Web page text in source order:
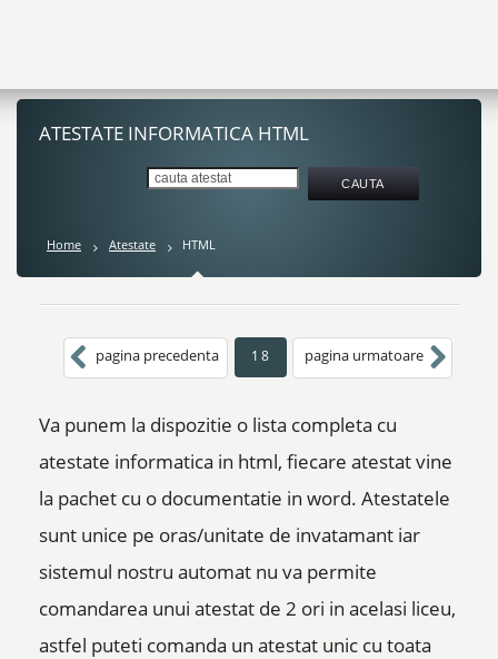
ATESTATE INFORMATICA HTML
Home Atestate HTML
pagina precedenta 18 pagina urmatoare
Va punem la dispozitie o lista completa cu
atestate informatica in html, fiecare atestat vine
la pachet cu o documentatie in word. Atestatele
sunt unice pe oras/unitate de invatamant iar
sistemul nostru automat nu va permite
comandarea unui atestat de 2 ori in acelasi liceu,
astfel puteti comanda un atestat unic cu toata